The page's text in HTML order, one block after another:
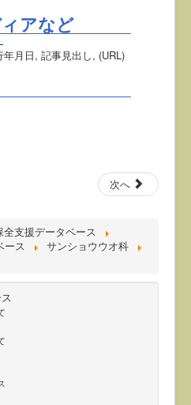
アなど
月日, 記事見出し, (URL)
次へ
全支援データベース
ース
サンショウウオ科